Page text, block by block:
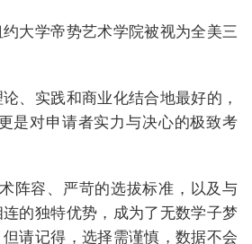
大学帝势艺术学院被视为全美三
、实践和商业化结合地最好的，
是对申请者实力与决心的极致考
阵容、严苛的选拔标准，以及与
的独特优势，成为了无数学子梦
请记得，选择需谨慎，数据不会